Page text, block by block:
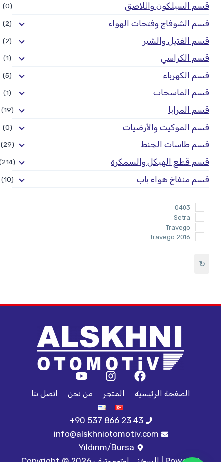
قسم السيلكون واللاصق (0)
قسم الشوفاج وفتحات الهواء (2)
قسم الفتيل والشبر (2)
قسم الكراسي (1)
قسم الكهرباء (5)
قسم الماسحات (1)
قسم المرايا (19)
قسم الموكيت والأرضيات (0)
قسم طاسات الجنط (29)
قسم قطع الهيكل والسمكرة (214)
قسم منفاخ هواء باب (10)
0403
Setra
Travego
Travego 2016
↻
الصفحة الرئيسية المتجر من نحن اتصل بنا
+90 537 866 23 43
info@alskhniotomotiv.com
Yıldırım/Bursa